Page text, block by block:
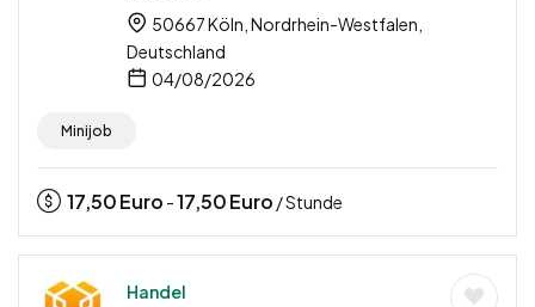
50667 Köln, Nordrhein-Westfalen,
Deutschland
04/08/2026
Minijob
17,50Euro -17,50Euro / Stunde
Handel